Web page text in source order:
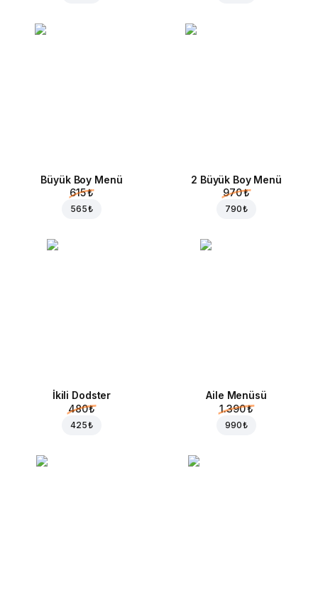
Büyük Boy Menü
615 ₺
565 ₺
2 Büyük Boy Menü
970 ₺
790 ₺
İkili Dodster
480 ₺
425 ₺
Aile Menüsü
1.390 ₺
990 ₺